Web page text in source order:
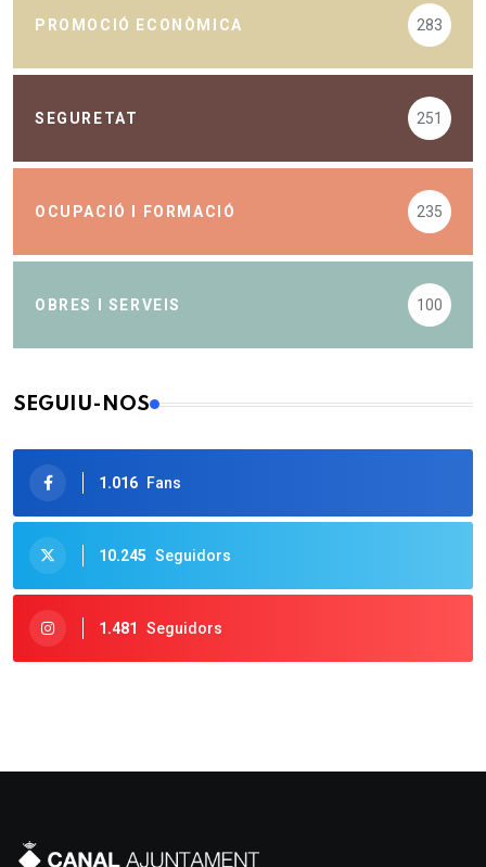
PROMOCIÓ ECONÒMICA 283
SEGURETAT 251
OCUPACIÓ I FORMACIÓ 235
OBRES I SERVEIS 100
SEGUIU-NOS
1.016 Fans
10.245 Seguidors
1.481 Seguidors